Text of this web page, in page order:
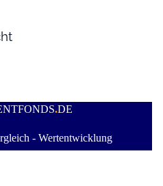
.DE
- Wertentwicklung